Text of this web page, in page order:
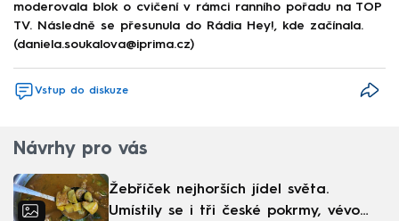
moderovala blok o cvičení v rámci ranního pořadu na TOP
TV. Následně se přesunula do Rádia Hey!, kde začínala.
(daniela.soukalova@iprima.cz)
Vstup do diskuze
Návrhy pro vás
Žebříček nejhorších jídel světa.
Umístily se i tři české pokrmy, vévodí